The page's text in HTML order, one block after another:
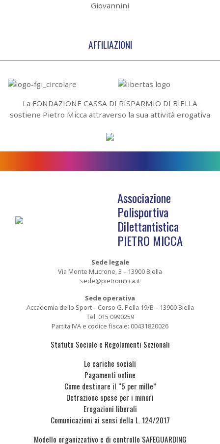
Giovannini
AFFILIAZIONI
La FONDAZIONE CASSA DI RISPARMIO DI BIELLA
sostiene Pietro Micca attraverso la sua attività erogativa
Associazione
Polisportiva
Dilettantistica
PIETRO MICCA
Sede legale
Via Monte Mucrone, 3 – 13900 Biella
sede@pietromicca.it
Sede operativa
Accademia dello Sport – Corso G. Pella 19/B – 13900 Biella
Tel. 015 0990259
Partita IVA e codice fiscale: 00431820026
Statuto Sociale e Regolamenti Sezionali
Le cariche sociali
Pagamenti online
Come destinare il “5 per mille”
Detrazione spese per i minori
Erogazioni liberali
Comunicazioni ai sensi della L. 124/2017
Modello organizzativo e di controllo SAFEGUARDING